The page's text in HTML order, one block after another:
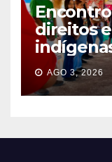
direitos
AGO 3, 2026